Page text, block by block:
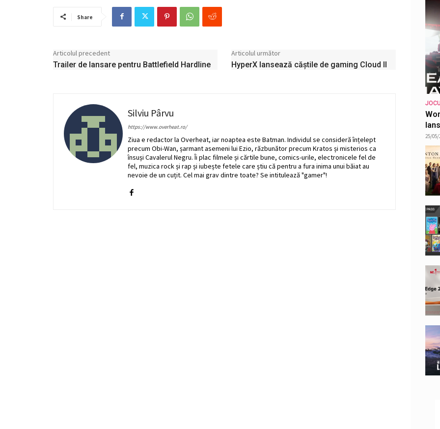
Share
Articolul precedent
Trailer de lansare pentru Battlefield Hardline
Articolul următor
HyperX lansează căștile de gaming Cloud II
Silviu Pârvu
https://www.overheat.ro/
Ziua e redactor la Overheat, iar noaptea este Batman. Individul se consideră înțelept
precum Obi-Wan, șarmant asemeni lui Ezio, răzbunător precum Kratos și misterios ca
însuși Cavalerul Negru. Îi plac filmele și cărtile bune, comics-urile, electronicele fel de
fel, muzica rock și rap și iubește fetele care știu că pentru a fura inima unui băiat au
nevoie de un cuțit. Cel mai grav dintre toate? Se intitulează "gamer"!
25/05/